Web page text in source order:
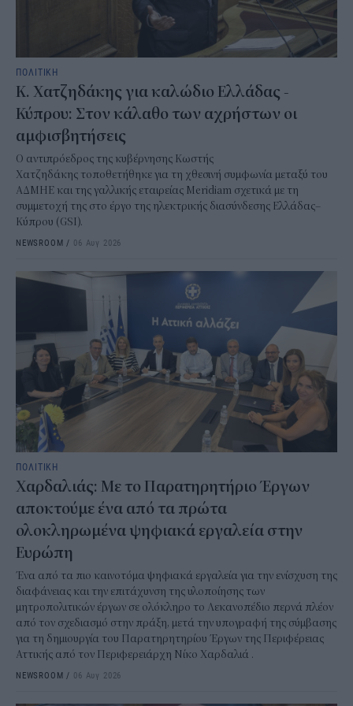
ΠΟΛΙΤΙΚΗ
Κ. Χατζηδάκης για καλώδιο Ελλάδας -
Κύπρου: Στον κάλαθο των αχρήστων οι
αμφισβητήσεις
Ο αντιπρόεδρος της κυβέρνησης Κωστής
Χατζηδάκης τοποθετήθηκε για τη χθεσινή συμφωνία μεταξύ του
ΑΔΜΗΕ και της γαλλικής εταιρείας Meridiam σχετικά με τη
συμμετοχή της στο έργο της ηλεκτρικής διασύνδεσης Ελλάδας–
Κύπρου (GSI).
NEWSROOM / 06 Αυγ 2026
ΠΟΛΙΤΙΚΗ
Χαρδαλιάς: Με το Παρατηρητήριο Έργων
αποκτούμε ένα από τα πρώτα
ολοκληρωμένα ψηφιακά εργαλεία στην
Ευρώπη
Ένα από τα πιο καινοτόμα ψηφιακά εργαλεία για την ενίσχυση της
διαφάνειας και την επιτάχυνση της υλοποίησης των
μητροπολιτικών έργων σε ολόκληρο το Λεκανοπέδιο περνά πλέον
από τον σχεδιασμό στην πράξη, μετά την υπογραφή της σύμβασης
για τη δημιουργία του Παρατηρητηρίου Έργων της Περιφέρειας
Αττικής από τον Περιφερειάρχη Νίκο Χαρδαλιά .
NEWSROOM / 06 Αυγ 2026